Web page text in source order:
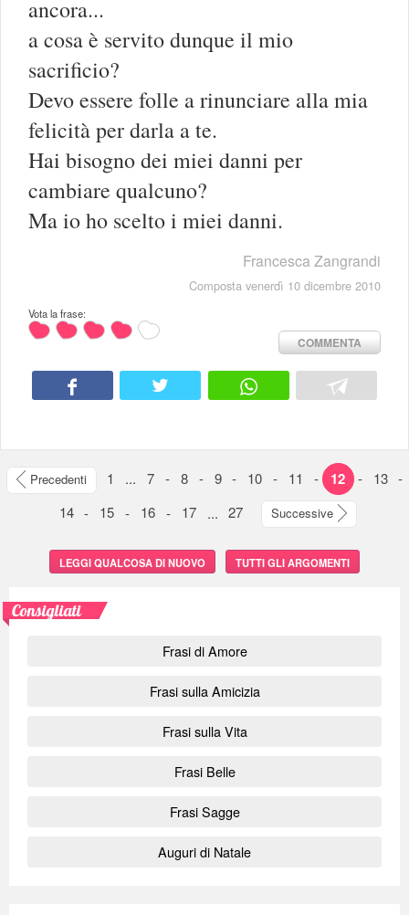
ancora...
a cosa è servito dunque il mio
sacrificio?
Devo essere folle a rinunciare alla mia
felicità per darla a te.
Hai bisogno dei miei danni per
cambiare qualcuno?
Ma io ho scelto i miei danni.
Francesca Zangrandi
Composta venerdì 10 dicembre 2010
Vota la frase:
COMMENTA
Precedenti 1 ... 7 - 8 - 9 - 10 - 11 - 12 - 13 -
14 - 15 - 16 - 17 ... 27 Successive
LEGGI QUALCOSA DI NUOVO TUTTI GLI ARGOMENTI
Consigliati
Frasi di Amore
Frasi sulla Amicizia
Frasi sulla Vita
Frasi Belle
Frasi Sagge
Auguri di Natale